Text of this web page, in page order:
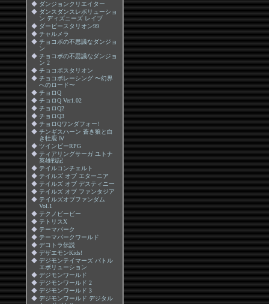
◆ ダンジョンクリエイター
◆ ダンスダンスレボリューショ
ン ディズニーズ レイブ
◆ ダービースタリオン99
◆ チャルメラ
◆ チョコボの不思議なダンジョ
ン
◆ チョコボの不思議なダンジョ
ン 2
◆ チョコボスタリオン
◆ チョコボレーシング 〜幻界
へのロード〜
◆ チョロQ
◆ チョロQ Ver1.02
◆ チョロQ2
◆ チョロQ3
◆ チョロQワンダフォー!
◆ チンギスハーン 蒼き狼と白
き牡鹿 Ⅳ
◆ ツインビーRPG
◆ ティアリングサーガ ユトナ
英雄戦記
◆ テイルコンチェルト
◆ テイルズ オブ エターニア
◆ テイルズ オブ デスティニー
◆ テイルズ オブ ファンタジア
◆ テイルズオブファンダム
Vol.1
◆ テクノビービー
◆ テトリスX
◆ テーマパーク
◆ テーマパークワールド
◆ デコトラ伝説
◆ デザエモンKids!
◆ デジモンテイマーズ バトル
エボリューション
◆ デジモンワールド
◆ デジモンワールド 2
◆ デジモンワールド 3
◆ デジモンワールド デジタル